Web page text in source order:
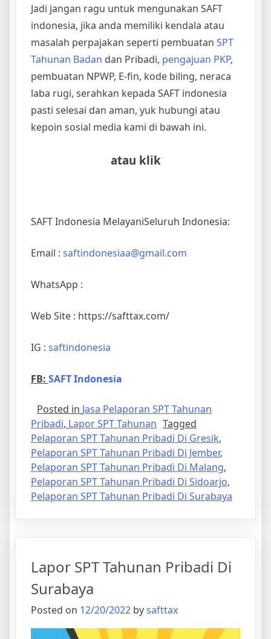
Jadi jangan ragu untuk mengunakan SAFT
indonesia, jika anda memiliki kendala atau
masalah perpajakan seperti pembuatan SPT
Tahunan Badan dan Pribadi, pengajuan PKP,
pembuatan NPWP, E-fin, kode biling, neraca
laba rugi, serahkan kepada SAFT indonesia
pasti selesai dan aman, yuk hubungi atau
kepoin sosial media kami di bawah ini.
atau klik
SAFT Indonesia MelayaniSeluruh Indonesia:
Email : saftindonesiaa@gmail.com
WhatsApp :
Web Site : https://safttax.com/
IG : saftindonesia
FB: SAFTIndonesia
Posted in Jasa Pelaporan SPT Tahunan
Pribadi, Lapor SPT Tahunan Tagged
Pelaporan SPT Tahunan Pribadi Di Gresik,
Pelaporan SPT Tahunan Pribadi Di Jember,
Pelaporan SPT Tahunan Pribadi Di Malang,
Pelaporan SPT Tahunan Pribadi Di Sidoarjo,
Pelaporan SPT Tahunan Pribadi Di Surabaya
Lapor SPT Tahunan Pribadi Di
Surabaya
Posted on 12/20/2022 bysafttax